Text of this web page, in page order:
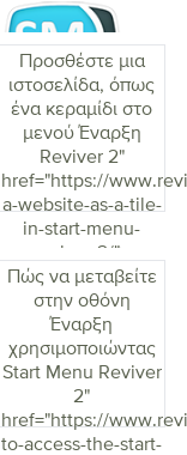
Προσθέστε μια
ιστοσελίδα, όπως
ένα κεραμίδι στο
μενού Έναρξη
Reviver 2"
href="https://
a-website-as-a-tile-
in-start-menu-
reviver-2/">
Πώς να μεταβείτε
στην οθόνη
Έναρξη
χρησιμοποιώντας
Start Menu Reviver
2"
href="https://
to-access-the-start-